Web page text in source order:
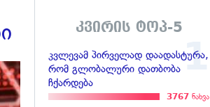
კვირის ტოპ-5
კვლევამ პირველად დაადასტურა,
რომ გლობალური დათბობა
ჩქარდება
3767 ნახვა